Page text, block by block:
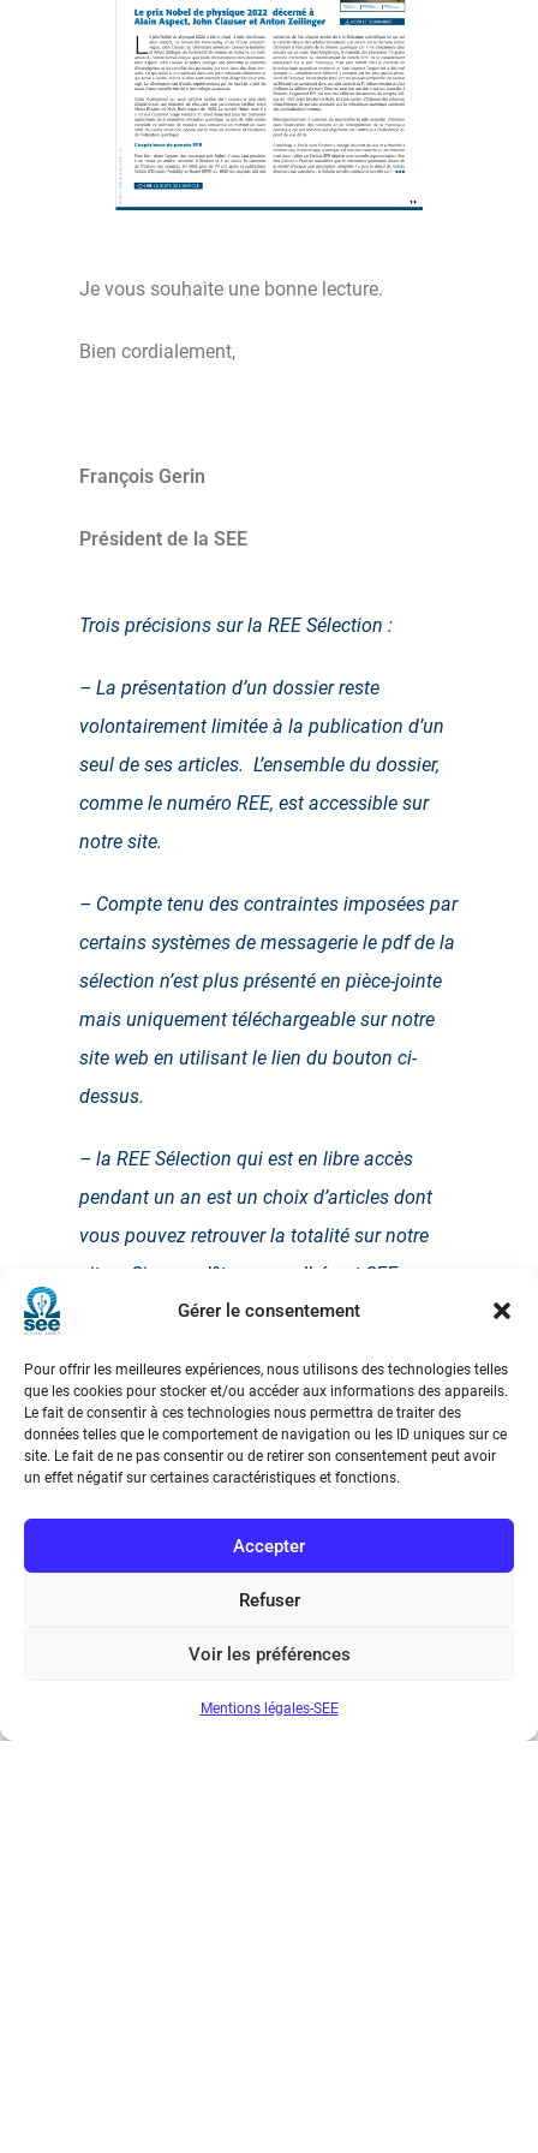
Gérer le consentement
Pour offrir les meilleures expériences, nous utilisons des technologies telles
que les cookies pour stocker et/ou accéder aux informations des appareils.
Le fait de consentir à ces technologies nous permettra de traiter des
données telles que le comportement de navigation ou les ID uniques sur ce
site. Le fait de ne pas consentir ou de retirer son consentement peut avoir
un effet négatif sur certaines caractéristiques et fonctions.
Accepter
Refuser
Voir les préférences
Mentions légales-SEE
Je vous souhaite une bonne lecture.
Bien cordialement,
François Gerin
Président de la SEE
Trois précisions sur la REE Sélection :
– La présentation d’un dossier reste
volontairement limitée à la publication d’un
seul de ses articles. L’ensemble du dossier,
comme le numéro REE, est accessible sur
notre site.
– Compte tenu des contraintes imposées par
certains systèmes de messagerie le pdf de la
sélection n’est plus présenté en pièce-jointe
mais uniquement téléchargeable sur notre
site web en utilisant le lien du bouton ci-
dessus.
– la REE Sélection qui est en libre accès
pendant un an est un choix d’articles dont
vous pouvez retrouver la totalité sur notre
site … Si vous n’êtes pas adhérent SEE vous
avez la possibilité aussi d’acheter en version
quelques minutes.